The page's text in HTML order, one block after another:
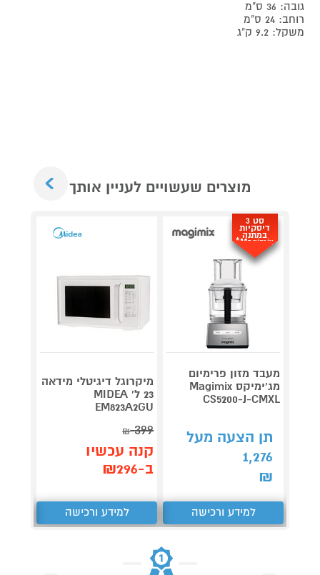
גובה: 36 ס"מ
רוחב: 24 ס"מ
משקל: 9.2 ק"ג
מוצרים שעשויים לעניין אותך
סט 3
דיסקיות
במתנה
Magimix*
מעבד מזון פרימיום
מג'ימיקס Magimix
CS5200-J-CMXL
תן הצעה מעל
1,276
₪
למידע ורכישה
מיקרוגל דיגיטלי מידאה
23 ל' MIDEA
EM823A2GU
399
₪
קנה עכשיו
ב-₪296
למידע ורכישה